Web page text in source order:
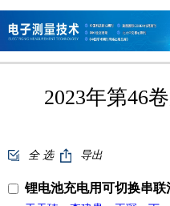
2023年第46
全 选 导出
锂电池充电用可切换串